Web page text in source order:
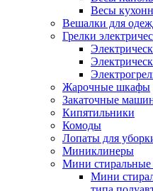
Весы
Вешалки для
Грелки
Жарочные шкафы
Закаточные
Кипятильники
Комоды
Лопаты для
Миниклинеры
Мини
Мини